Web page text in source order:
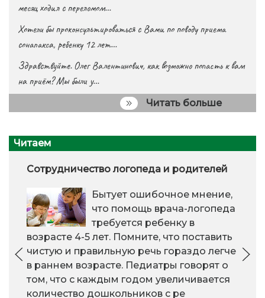
месяц ходил с переломом…
Хотели бы проконсультироваться с Вами по поводу приема
сонапакса, ребенку 12 лет…
Здравствуйте. Олег Валентинович, как возможно попасть к вам
на приём? Мы были у…
Читать больше
Читаем
Сотрудничество логопеда и родителей
Бытует ошибочное мнение,
что помощь врача-логопеда
требуется ребенку в
возрасте 4-5 лет. Помните, что поставить
чистую и правильную речь гораздо легче
в раннем возрасте. Педиатры говорят о
том, что с каждым годом увеличивается
количество дошкольников с ре